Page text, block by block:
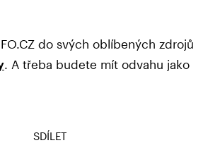
do svých oblíbených zdrojů
. A třeba budete mít odvahu jako
SDÍLET